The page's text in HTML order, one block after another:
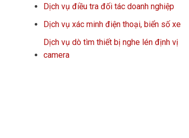
Dịch vụ điều tra đối tác doanh nghiệp
Dịch vụ xác minh điện thoại, biển số xe
Dịch vụ dò tìm thiết bị nghe lén định vị
camera